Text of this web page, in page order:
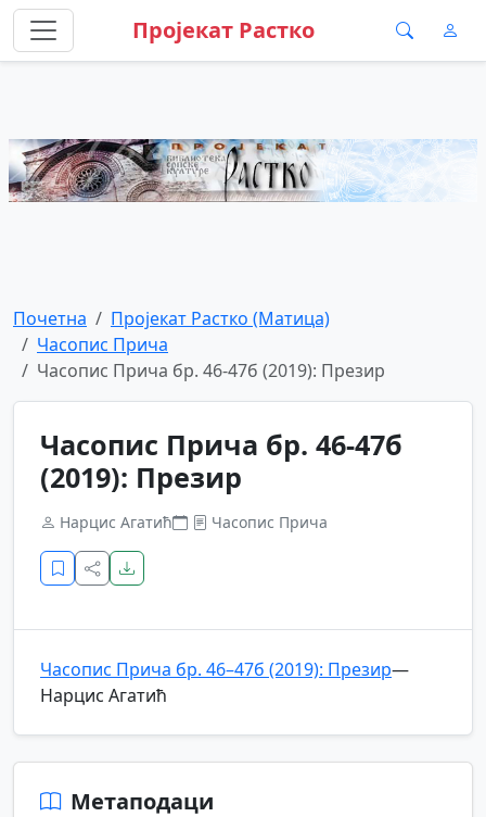
Пројекат Растко
Почетна
Пројекат Растко (Матица)
Часопис Прича
Часопис Прича бр. 46-47б (2019): Презир
Часопис Прича бр. 46-47б
(2019): Презир
Нарцис Агатић Часопис Прича
Часопис Прича бр. 46–47б (2019): Презир—
Нарцис Агатић
Метаподаци